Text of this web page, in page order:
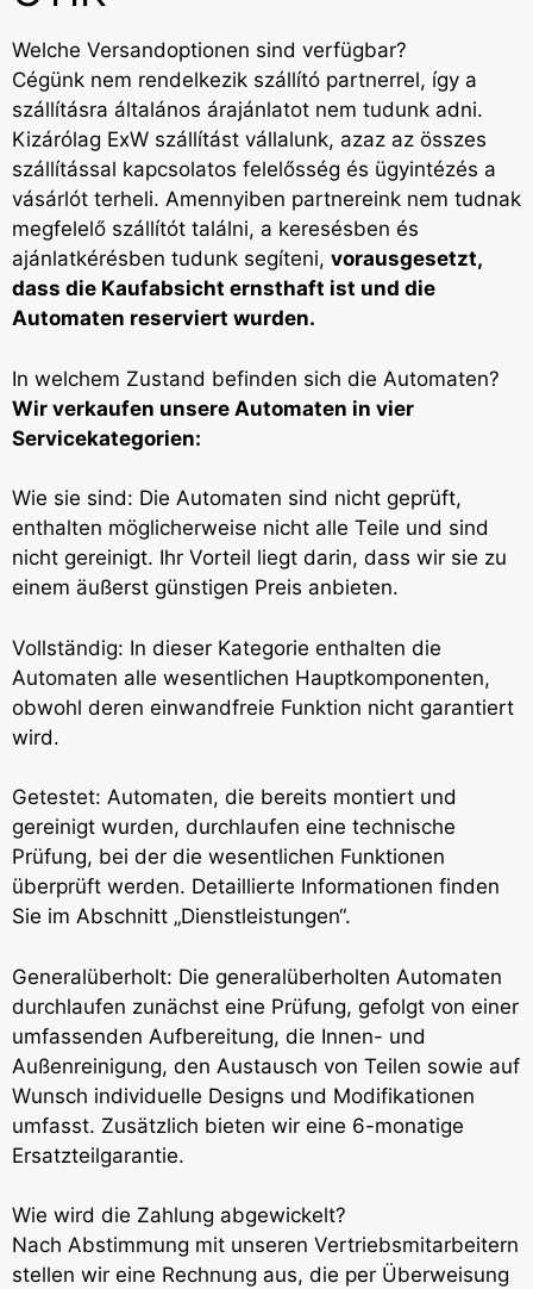
Welche Versandoptionen sind verfügbar?
Cégünk nem rendelkezik szállító partnerrel, így a
szállításra általános árajánlatot nem tudunk adni.
Kizárólag ExW szállítást vállalunk, azaz az összes
szállítással kapcsolatos felelősség és ügyintézés a
vásárlót terheli. Amennyiben partnereink nem tudnak
megfelelő szállítót találni, a keresésben és
ajánlatkérésben tudunk segíteni, vorausgesetzt,
dass die Kaufabsicht ernsthaft ist und die
Automaten reserviert wurden.
In welchem Zustand befinden sich die Automaten?
Wir verkaufen unsere Automaten in vier
Servicekategorien:
Wie sie sind: Die Automaten sind nicht geprüft,
enthalten möglicherweise nicht alle Teile und sind
nicht gereinigt. Ihr Vorteil liegt darin, dass wir sie zu
einem äußerst günstigen Preis anbieten.
Vollständig: In dieser Kategorie enthalten die
Automaten alle wesentlichen Hauptkomponenten,
obwohl deren einwandfreie Funktion nicht garantiert
wird.
Getestet: Automaten, die bereits montiert und
gereinigt wurden, durchlaufen eine technische
Prüfung, bei der die wesentlichen Funktionen
überprüft werden. Detaillierte Informationen finden
Sie im Abschnitt „Dienstleistungen“.
Generalüberholt: Die generalüberholten Automaten
durchlaufen zunächst eine Prüfung, gefolgt von einer
umfassenden Aufbereitung, die Innen- und
Außenreinigung, den Austausch von Teilen sowie auf
Wunsch individuelle Designs und Modifikationen
umfasst. Zusätzlich bieten wir eine 6-monatige
Ersatzteilgarantie.
Wie wird die Zahlung abgewickelt?
Nach Abstimmung mit unseren Vertriebsmitarbeitern
stellen wir eine Rechnung aus, die per Überweisung